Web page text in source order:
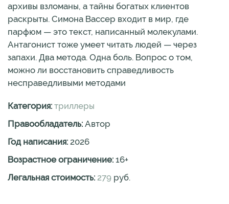
архивы взломаны, а тайны богатых клиентов
раскрыты. Симона Вассер входит в мир, где
парфюм — это текст, написанный молекулами.
Антагонист тоже умеет читать людей — через
запахи. Два метода. Одна боль. Вопрос о том,
можно ли восстановить справедливость
несправедливыми методами
Категория: триллеры
Правообладатель: Автор
Год написания: 2026
Возрастное ограничение: 16+
Легальная стоимость: 279 руб.